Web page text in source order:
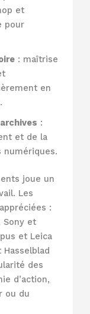
et
pour
: maîtrise
en
:
et de la
numériques.
joue un
Les
:
Sony et
et Leica
des
d’action,
ou du